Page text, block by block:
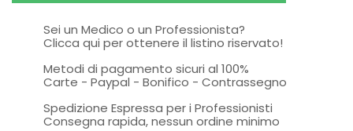
Sei un Medico o un Professionista?
Clicca qui per ottenere il listino riservato!
Metodi di pagamento sicuri al 100%
Carte - Paypal - Bonifico - Contrassegno
Spedizione Espressa per i Professionisti
Consegna rapida, nessun ordine minimo